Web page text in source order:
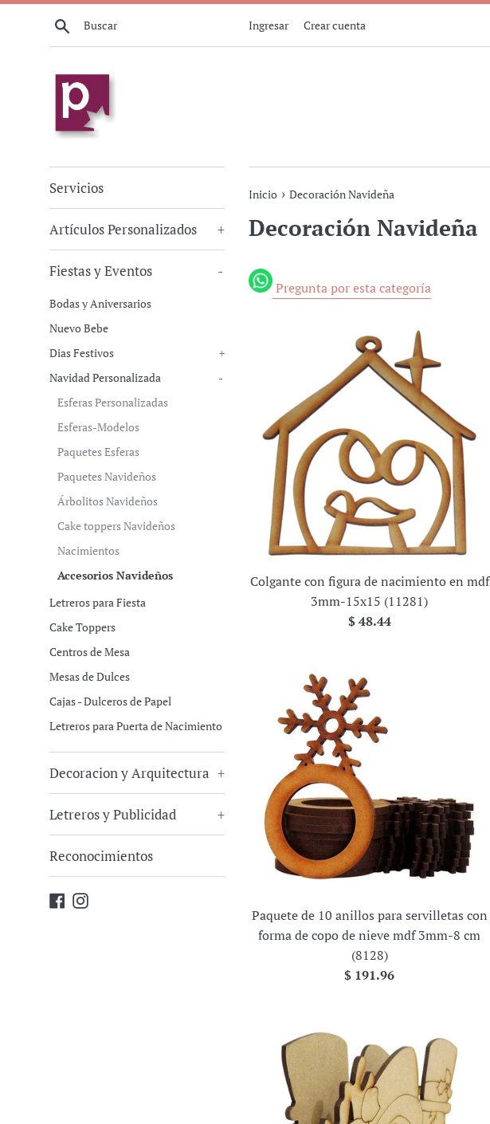
Ir
directamente Buscar Ingresar Crear cuenta
Servicios
Artículos Personalizados +
Fiestas y Eventos -
Bodas y Aniversarios
Nuevo Bebe
Dias Festivos
+
Navidad Personalizada
-
Esferas Personalizadas
Esferas-Modelos
Paquetes Esferas
Paquetes Navideños
Árbolitos Navideños
Cake toppers Navideños
Nacimientos
Accesorios Navideños
Letreros para Fiesta
Cake Toppers
Centros de Mesa
Mesas de Dulces
Cajas - Dulceros de Papel
Letreros para Puerta de Nacimiento
Decoracion y Arquitectura +
Letreros y Publicidad +
Reconocimientos
Facebook
Instagram
Inicio › Decoración Navideña
Decoración Navideña
Pregunta por esta categoría
Colgante con figura de nacimiento en mdf
3mm-15x15 (11281)
Precio
$ 48.44
Paquete de 10 anillos para servilletas con
forma de copo de nieve mdf 3mm-8 cm
(8128)
Precio
$ 191.96